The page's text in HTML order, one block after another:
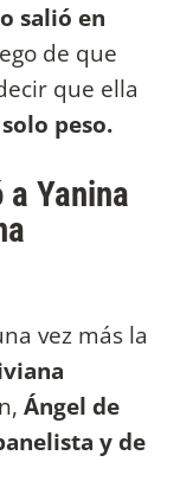
salió en
de que
que ella
peso.
Yanina
vez más la
Ángel de
y de